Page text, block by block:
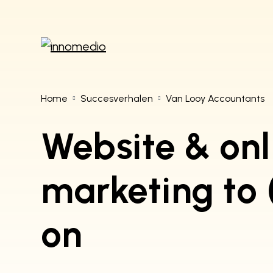
Innomedio
2390 Malle
België
info@innomedio.be
Home Succesverhalen Van Looy Accountants
Website &
marketing to
on